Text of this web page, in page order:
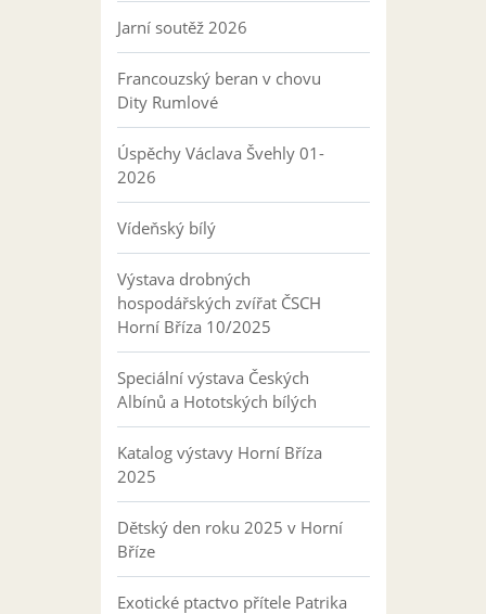
Jarní soutěž 2026
Francouzský beran v chovu
Dity Rumlové
Úspěchy Václava Švehly 01-
2026
Vídeňský bílý
Výstava drobných
hospodářských zvířat ČSCH
Horní Bříza 10/2025
Speciální výstava Českých
Albínů a Hototských bílých
Katalog výstavy Horní Bříza
2025
Dětský den roku 2025 v Horní
Bříze
Exotické ptactvo přítele Patrika